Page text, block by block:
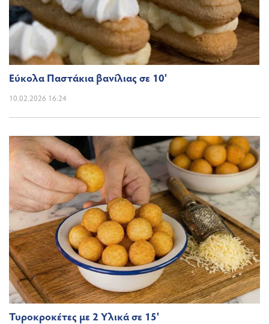
Εύκολα Παστάκια βανίλιας σε 10'
10.02.2026 16:24
Τυροκροκέτες με 2 Υλικά σε 15'